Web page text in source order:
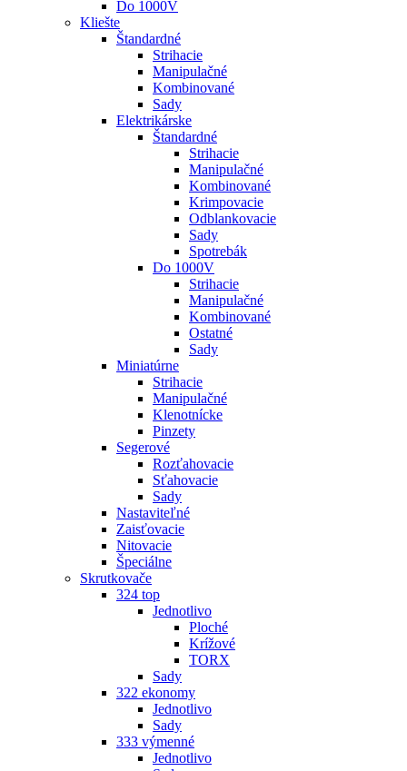
Do 1000V
Kliešte
Štandardné
Strihacie
Manipulačné
Kombinované
Sady
Elektrikárske
Štandardné
Strihacie
Manipulačné
Kombinované
Krimpovacie
Odblankovacie
Sady
Spotrebák
Do 1000V
Strihacie
Manipulačné
Kombinované
Ostatné
Sady
Miniatúrne
Strihacie
Manipulačné
Klenotnícke
Pinzety
Segerové
Rozťahovacie
Sťahovacie
Sady
Nastaviteľné
Zaisťovacie
Nitovacie
Špeciálne
Skrutkovače
324 top
Jednotlivo
Ploché
Krížové
TORX
Sady
322 ekonomy
Jednotlivo
Sady
333 výmenné
Jednotlivo